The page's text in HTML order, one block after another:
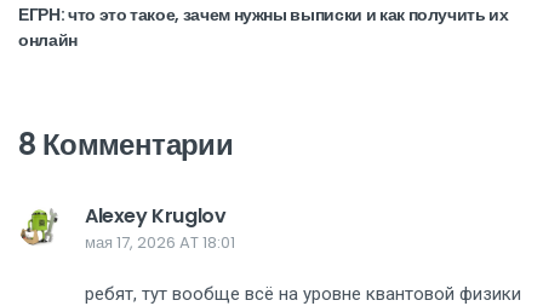
ЕГРН: что это такое, зачем нужны выписки и как получить их
онлайн
8 Комментарии
Alexey Kruglov
мая 17, 2026 AT 18:01
ребят, тут вообще всё на уровне квантовой физики